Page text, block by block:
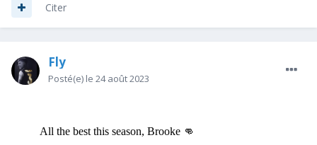
Citer
Fly
Posté(e) le 24 août 2023